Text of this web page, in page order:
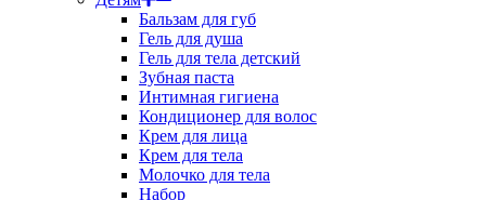
Бальзам для губ
Гель для душа
Гель для тела детский
Зубная паста
Интимная гигиена
Кондиционер для волос
Крем для лица
Крем для тела
Молочко для тела
Набор